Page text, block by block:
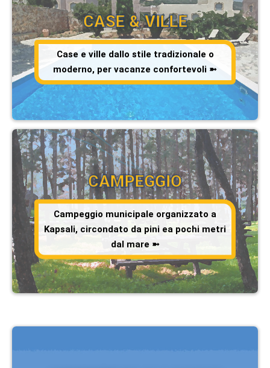
CASE & VILLE
Case e ville dallo stile tradizionale o
moderno, per vacanze confortevoli ➼
CAMPEGGIO
Campeggio municipale organizzato a
Kapsali, circondato da pini ea pochi metri
dal mare ➼